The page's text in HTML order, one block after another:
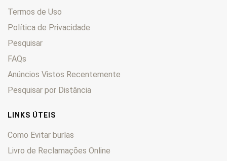
FXDXT 0
FXE 0
FXEF
FXR 0
FXRS
FXS 0
FXST 0
FXSTB 0
Termos de Uso
Política de Privacidade
Pesquisar
FAQs
Anúncios Vistos Recentemente
Pesquisar por Distância
LINKS ÚTEIS
Como Evitar burlas
Livro de Reclamações Online